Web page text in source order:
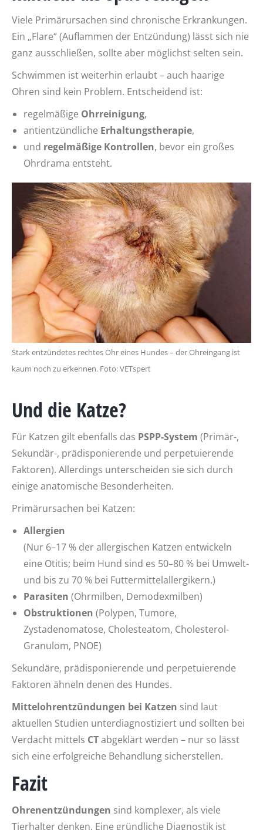
Viele Primärursachen sind chronische Erkrankungen.
Ein „Flare“ (Auflammen der Entzündung) lässt sich nie
ganz ausschließen, sollte aber möglichst selten sein.
Schwimmen ist weiterhin erlaubt – auch haarige
Ohren sind kein Problem. Entscheidend ist:
regelmäßige Ohrreinigung,
antientzündliche Erhaltungstherapie,
und regelmäßige Kontrollen, bevor ein großes
Ohrdrama entsteht.
Stark entzündetes rechtes Ohr eines Hundes – der Ohreingang ist
kaum noch zu erkennen. Foto: VETspert
Und die Katze?
Für Katzen gilt ebenfalls das PSPP-System (Primär-,
Sekundär-, prädisponierende und perpetuierende
Faktoren). Allerdings unterscheiden sie sich durch
einige anatomische Besonderheiten.
Primärursachen bei Katzen:
Allergien
(Nur 6–17 % der allergischen Katzen entwickeln
eine Otitis; beim Hund sind es 50–80 % bei Umwelt-
und bis zu 70 % bei Futtermittelallergikern.)
Parasiten (Ohrmilben, Demodexmilben)
Obstruktionen (Polypen, Tumore,
Zystadenomatose, Cholesteatom, Cholesterol-
Granulom, PNOE)
Sekundäre, prädisponierende und perpetuierende
Faktoren ähneln denen des Hundes.
Mittelohrentzündungen bei Katzen sind laut
aktuellen Studien unterdiagnostiziert und sollten bei
Verdacht mittels CTabgeklärt werden – nur so lässt
sich eine erfolgreiche Behandlung sicherstellen.
Fazit
Ohrenentzündungen sind komplexer, als viele
Tierhalter denken. Eine gründliche Diagnostik ist